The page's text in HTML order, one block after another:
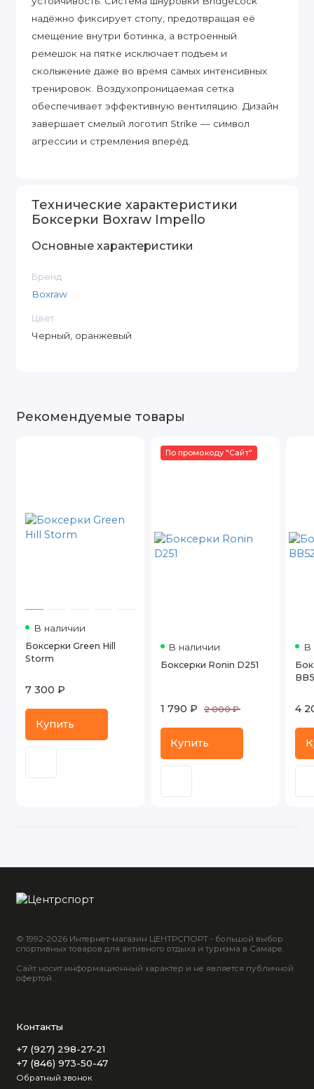
надёжно фиксирует стопу, предотвращая её
смещение внутри ботинка, а встроенный
ремешок на пятке исключает подъем и
скольжение даже во время самых интенсивных
тренировок. Воздухопроницаемая сетка
обеспечивает эффективную вентиляцию. Дизайн
завершает смелый логотип Strike — символ
агрессии и стремления вперёд.
Технические характеристики
Боксерки Boxraw Impello
Основные характеристики
Бренд
Boxraw
Цвет
Черный, оранжевый
Рекомендуемые товары
В наличии
Боксерки Green Hill
Storm
7 300 ₽
Купить
По промокоду "Сайт"
В наличии
Боксерки Ronin D251
1 790 ₽ 2 000 ₽
Купить
В
4
© 1992-2026 Интернет-магазин ЦЕНТРСПОРТ - большой выбор
спортивных товаров для активного отдыха и туризма в Самаре.
Сайт носит информационный характер и не является публичной
офертой
Контакты
+7 (927) 298-27-21
+7 (846) 973-50-47
Обратный звонок